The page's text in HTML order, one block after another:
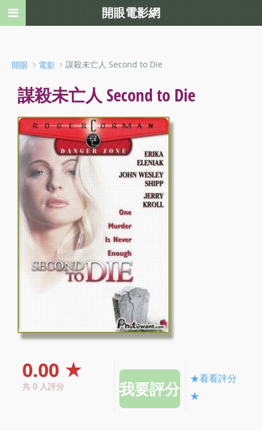
開眼 ﹥ 電影 ﹥謀殺未亡人 Second to Die
謀殺未亡人 Second to Die
0.00 ★
共 0 人評分
★看看評分
★
開眼電影網